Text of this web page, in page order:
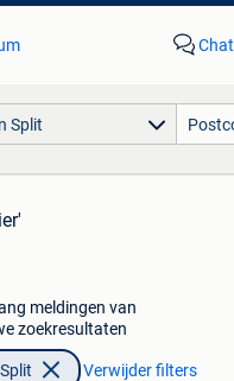
Chat
Split
meldingen van
zoekresultaten
Verwijder filters